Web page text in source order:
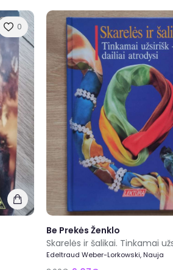
0
Be Prekės Ženklo
Edeltraud Weber-Lorkowski, Nauja